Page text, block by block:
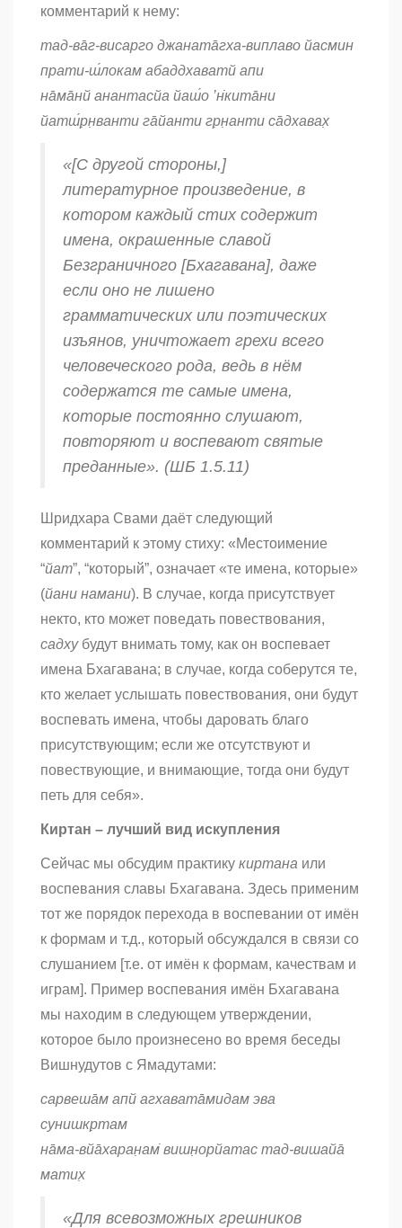
комментарий к нему:
тад-ва̄г-висарго джаната̄гха-виплаво йасмин
прати-ш́локам абаддхаватй апи
на̄ма̄нй анантасйа йаш́о ’н̇кита̄ни
йатш́р̣н̣ванти га̄йанти гр̣н̣анти са̄дхавах̣
«[С другой стороны,]
литературное произведение, в
котором каждый стих содержит
имена, окрашенные славой
Безграничного [Бхагавана], даже
если оно не лишено
грамматических или поэтических
изъянов, уничтожает грехи всего
человеческого рода, ведь в нём
содержатся те самые имена,
которые постоянно слушают,
повторяют и воспевают святые
преданные». (ШБ 1.5.11)
Шридхара Свами даёт следующий
комментарий к этому стиху: «Местоимение
“йат”, “который”, означает «те имена, которые»
(йани намани). В случае, когда присутствует
некто, кто может поведать повествования,
садхубудут внимать тому, как он воспевает
имена Бхагавана; в случае, когда соберутся те,
кто желает услышать повествования, они будут
воспевать имена, чтобы даровать благо
присутствующим; если же отсутствуют и
повествующие, и внимающие, тогда они будут
петь для себя».
Киртан – лучший вид искупления
Сейчас мы обсудим практику киртана или
воспевания славы Бхагавана. Здесь применим
тот же порядок перехода в воспевании от имён
к формам и т.д., который обсуждался в связи со
слушанием [т.е. от имён к формам, качествам и
играм]. Пример воспевания имён Бхагавана
мы находим в следующем утверждении,
которое было произнесено во время беседы
Вишнудутов с Ямадутами:
сарвеша̄м апй агхавата̄мидам эва
сунишкр̣там
на̄ма-вйа̄харан̣ам̇ вишн̣орйатас тад-вишайа̄
матих̣
«Для всевозможных грешников